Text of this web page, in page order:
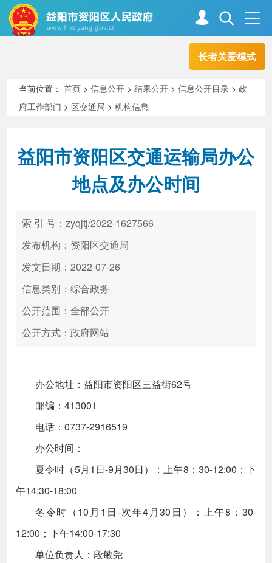
长者关爱模式
走进资阳
新闻中心 解读回应
政务服务
高效办成一件事
当前位置：首页 >信息公开 >结果公开 >信息公开目录 >政
府工作部门 > 区交通局 >机构信息
益阳市资阳区交通运输局办公
地点及办公时间
索 引 号：zyqjtj/2022-1627566
发布机构：资阳区交通局
发文日期：2022-07-26
信息类别：综合政务
公开范围：全部公开
公开方式：政府网站
办公地址：益阳市资阳区三益街62号
邮编：413001
电话：0737-2916519
办公时间：
夏令时（5月1日-9月30日）：上午8：30-12:00；下
午14:30-18:00
冬令时（10月1日-次年4月30日）：上午8：30-
12:00；下午14:00-17:30
单位负责人：段敏尧